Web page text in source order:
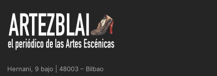
histórica pieza de «Belmonte», de 1988 que fue
Hernani, 9 bajo | 48003 – Bilbao